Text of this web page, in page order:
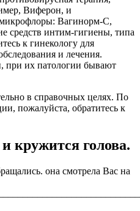
Виферон, и
Вагинорм-С,
средств интим-гигиены, типа
к гинекологу для
и лечения.
при их патологии бывают
в справочных целях. По
пожалуйста, обратитесь к
кружится голова.
она смотрела Вас на